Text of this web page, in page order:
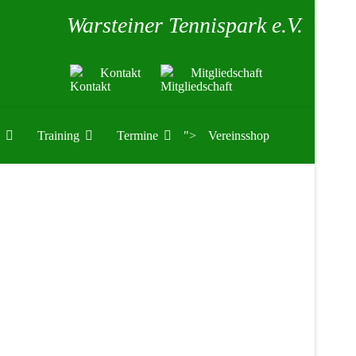
Warsteiner Tennispark e.V.
Kontakt Mitgliedschaft
Training Termine "> Vereinsshop